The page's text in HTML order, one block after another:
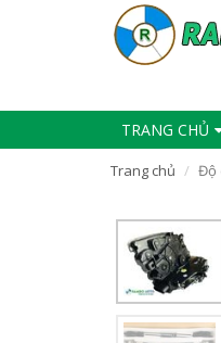
TRANG CHỦ
Trang chủ Độ